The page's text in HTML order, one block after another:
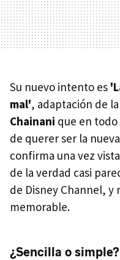
Su nuevo intento es
mal', adaptación de
Chainani que en
de querer ser la nueva
confirma una vez
de la verdad casi
de Disney Channel, y
memorable.
¿Sencilla o simple?